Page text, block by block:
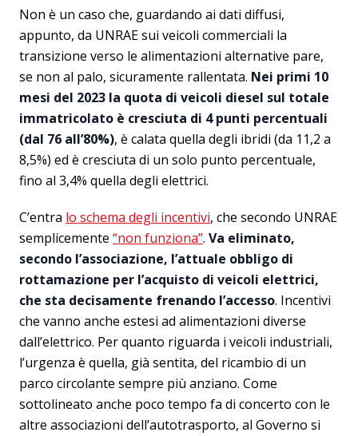
Non è un caso che, guardando ai dati diffusi,
appunto, da UNRAE sui veicoli commerciali la
transizione verso le alimentazioni alternative pare,
se non al palo, sicuramente rallentata. Nei primi 10
mesi del 2023 la quota di veicoli diesel sul totale
immatricolato è cresciuta di 4 punti percentuali
(dal 76 all’80%), è calata quella degli ibridi (da 11,2 a
8,5%) ed è cresciuta di un solo punto percentuale,
fino al 3,4% quella degli elettrici.
C’entra lo schema degli incentivi, che secondo UNRAE
semplicemente “non funziona”. Va eliminato,
secondo l’associazione, l’attuale obbligo di
rottamazione per l’acquisto di veicoli elettrici,
che sta decisamente frenando l’accesso. Incentivi
che vanno anche estesi ad alimentazioni diverse
dall’elettrico. Per quanto riguarda i veicoli industriali,
l’urgenza è quella, già sentita, del ricambio di un
parco circolante sempre più anziano. Come
sottolineato anche poco tempo fa di concerto con le
altre associazioni dell’autotrasporto, al Governo si